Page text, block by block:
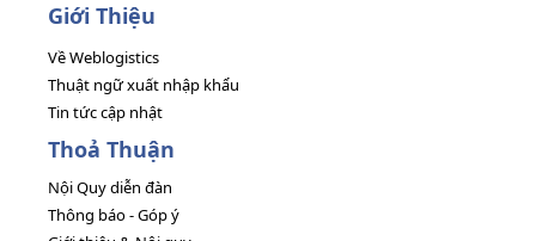
Giới Thiệu
Về Weblogistics
Thuật ngữ xuất nhập khẩu
Tin tức cập nhật
Thoả Thuận
Nội Quy diễn đàn
Thông báo - Góp ý